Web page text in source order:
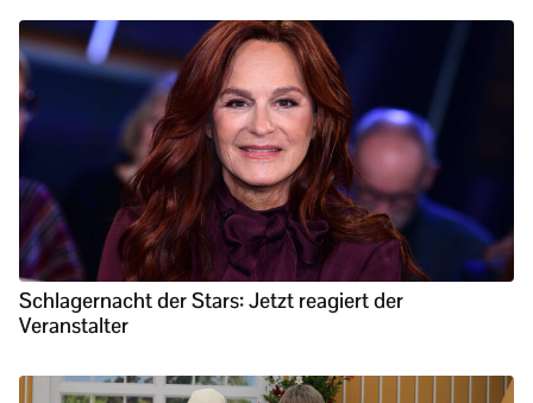
Schlagernacht der Stars: Jetzt reagiert der
Veranstalter